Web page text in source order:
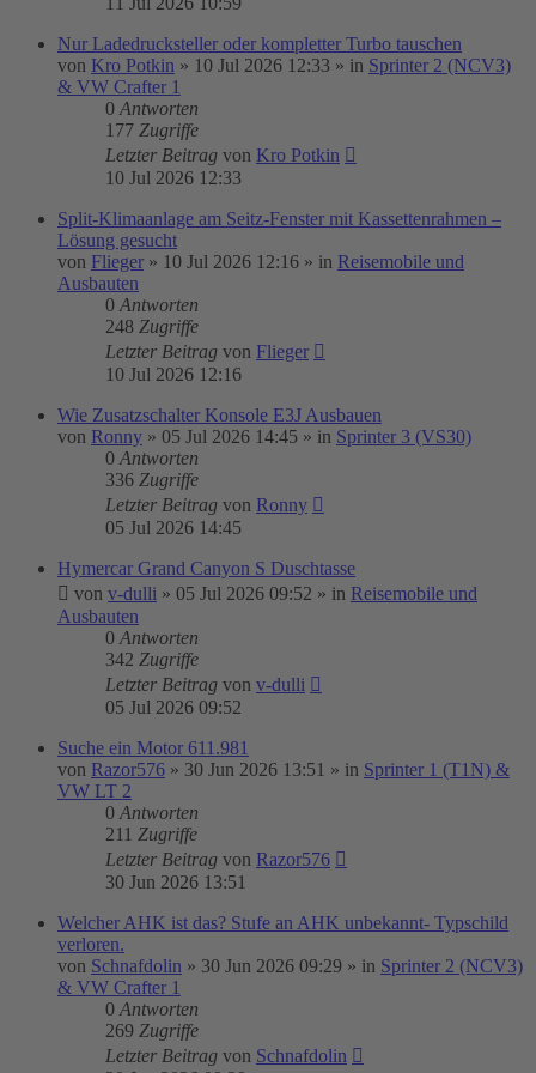
Nur Ladedrucksteller oder kompletter Turbo tauschen
von Kro Potkin » 10 Jul 2026 12:33 » in Sprinter 2 (NCV3)
& VW Crafter 1
0 Antworten
177 Zugriffe
Letzter Beitrag von Kro Potkin
10 Jul 2026 12:33
Split-Klimaanlage am Seitz-Fenster mit Kassettenrahmen –
Lösung gesucht
von Flieger » 10 Jul 2026 12:16 » in Reisemobile und
Ausbauten
0 Antworten
248 Zugriffe
Letzter Beitrag von Flieger
10 Jul 2026 12:16
Wie Zusatzschalter Konsole E3J Ausbauen
von Ronny » 05 Jul 2026 14:45 » in Sprinter 3 (VS30)
0 Antworten
336 Zugriffe
Letzter Beitrag von Ronny
05 Jul 2026 14:45
Hymercar Grand Canyon S Duschtasse
von v-dulli » 05 Jul 2026 09:52 » in Reisemobile und
Ausbauten
0 Antworten
342 Zugriffe
Letzter Beitrag von v-dulli
05 Jul 2026 09:52
Suche ein Motor 611.981
von Razor576 » 30 Jun 2026 13:51 » in Sprinter 1 (T1N) &
VW LT 2
0 Antworten
211 Zugriffe
Letzter Beitrag von Razor576
30 Jun 2026 13:51
Welcher AHK ist das? Stufe an AHK unbekannt- Typschild
verloren.
von Schnafdolin » 30 Jun 2026 09:29 » in Sprinter 2 (NCV3)
& VW Crafter 1
0 Antworten
269 Zugriffe
Letzter Beitrag von Schnafdolin